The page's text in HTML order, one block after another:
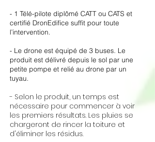
- 1 Télé-pilote diplômé CATT ou CATS et
certifié DronEdifice suffit pour toute
l’intervention.
- Le drone est équipé de 3 buses. Le
produit est délivré depuis le sol par une
petite pompe et relié au drone par un
tuyau.
- Selon le produit, un temps est
nécessaire pour commencer à voir
les premiers résultats. Les pluies se
chargeront de rincer la toiture et
d'éliminer les résidus.